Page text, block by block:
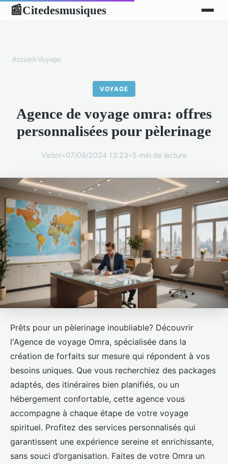
📰Citedesmusiques
Accueil›Voyage
VOYAGE
Agence de voyage omra: offres
personnalisées pour pèlerinage
Victor•07/09/2024 13:23•5 min de lecture
Prêts pour un pèlerinage inoubliable? Découvrir
l'Agence de voyage Omra, spécialisée dans la
création de forfaits sur mesure qui répondent à vos
besoins uniques. Que vous recherchiez des packages
adaptés, des itinéraires bien planifiés, ou un
hébergement confortable, cette agence vous
accompagne à chaque étape de votre voyage
spirituel. Profitez des services personnalisés qui
garantissent une expérience sereine et enrichissante,
sans souci d’organisation. Faites de votre Omra un